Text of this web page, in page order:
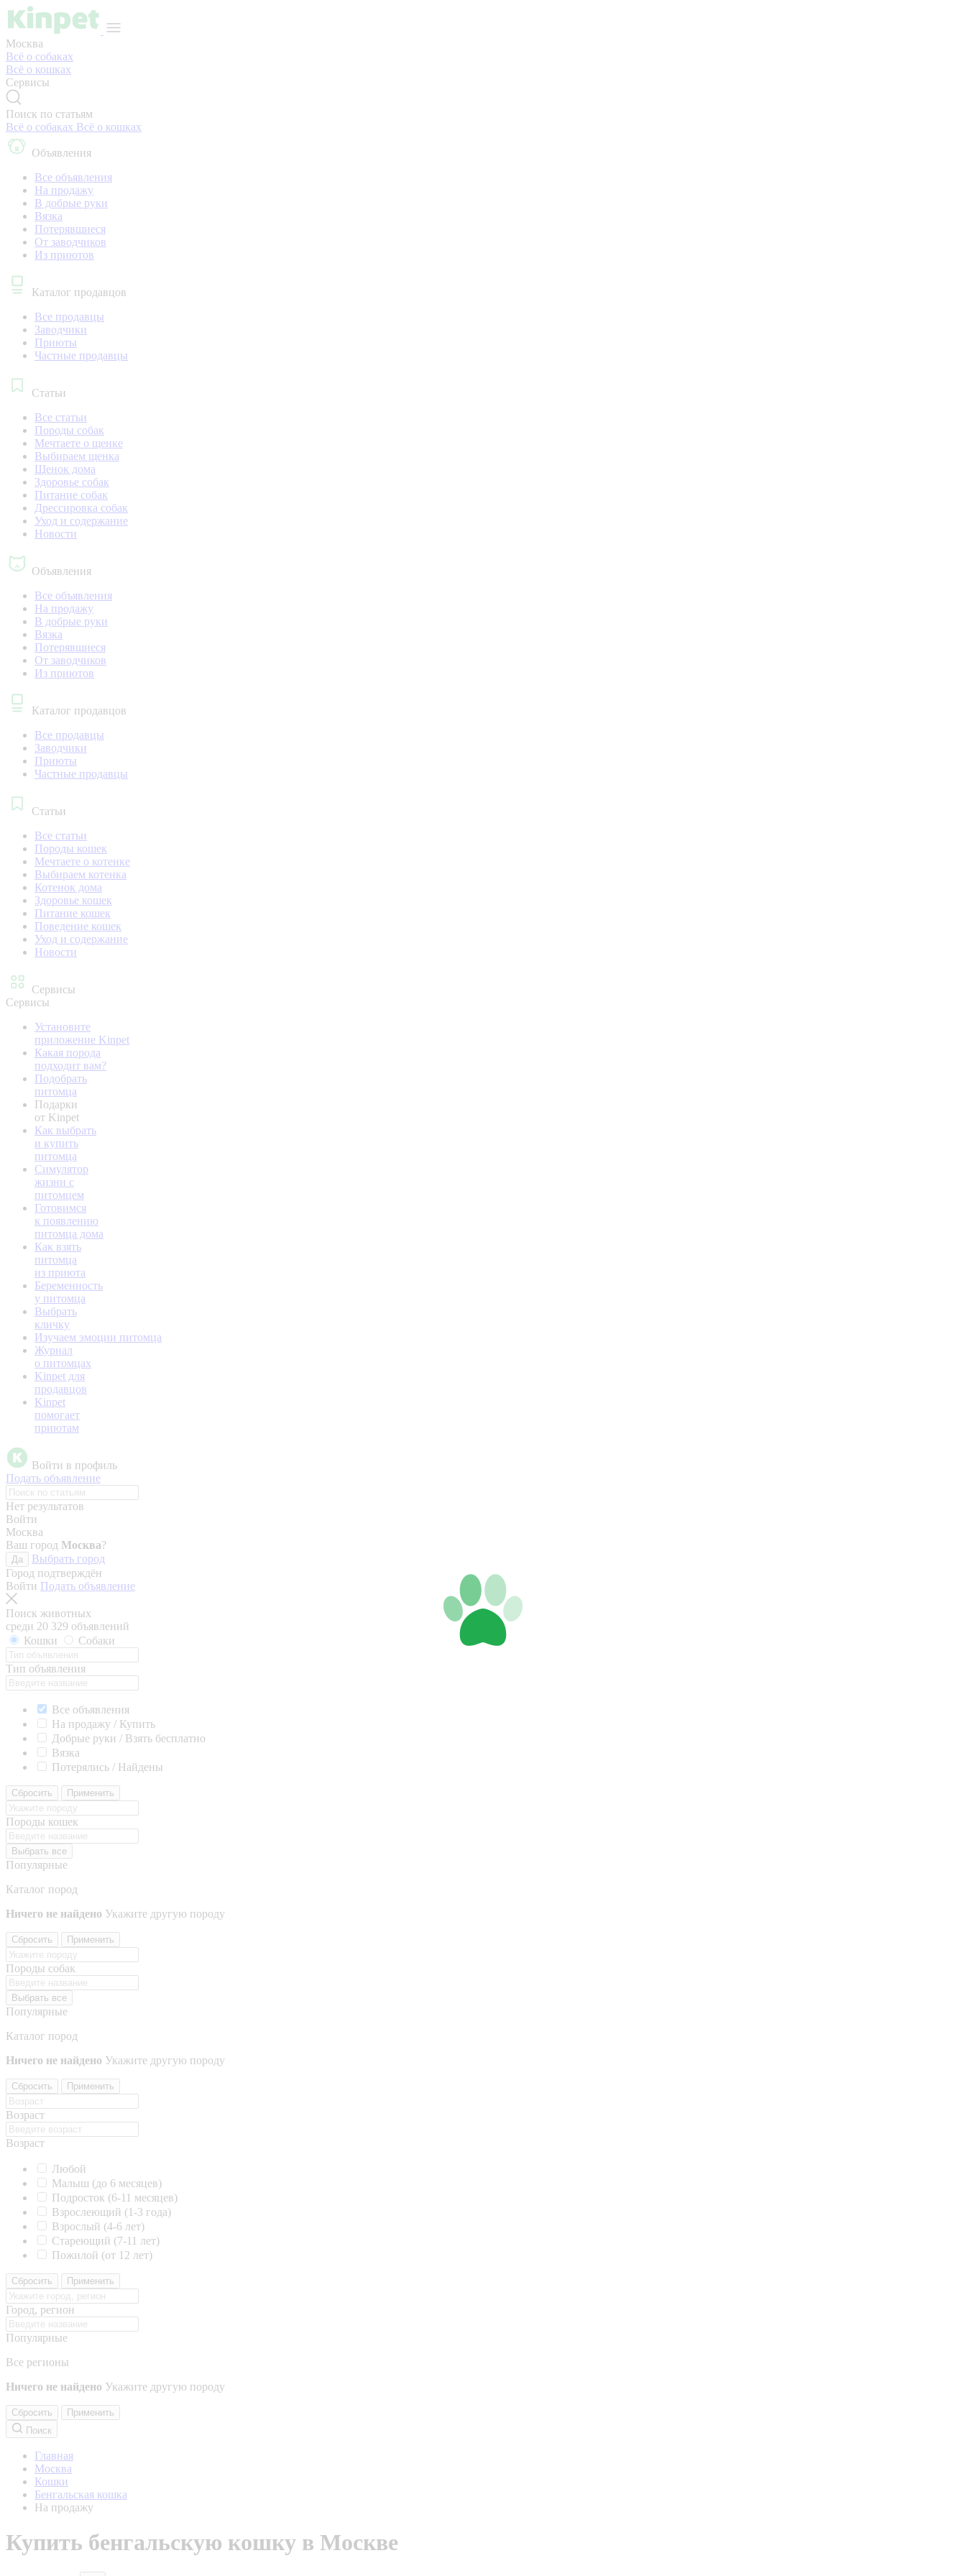
Москва
Всё о собаках
Всё о кошках
Сервисы
Поиск по статьям
Всё о собаках Всё о кошках
Объявления
Все объявления
На продажу
В добрые руки
Вязка
Потерявшиеся
От заводчиков
Из приютов
Каталог продавцов
Все продавцы
Заводчики
Приюты
Частные продавцы
Статьи
Все статьи
Породы собак
Мечтаете о щенке
Выбираем щенка
Щенок дома
Здоровье собак
Питание собак
Дрессировка собак
Уход и содержание
Новости
Объявления
Все объявления
На продажу
В добрые руки
Вязка
Потерявшиеся
От заводчиков
Из приютов
Каталог продавцов
Все продавцы
Заводчики
Приюты
Частные продавцы
Статьи
Все статьи
Породы кошек
Мечтаете о котенке
Выбираем котенка
Котенок дома
Здоровье кошек
Питание кошек
Поведение кошек
Уход и содержание
Новости
Сервисы
Сервисы
Установите
приложение Kinpet
Какая порода
подходит вам?
Подобрать
питомца
Подарки
от Kinpet
Как выбрать
и купить
питомца
Симулятор
жизни с
питомцем
Готовимся
к появлению
питомца дома
Как взять
питомца
из приюта
Беременность
у питомца
Выбрать
кличку
Изучаем эмоции питомца
Журнал
о питомцах
Kinpet для
продавцов
Kinpet
помогает
приютам
Войти в профиль
Подать объявление
Нет результатов
Войти
Москва
Ваш город Москва?
Да
Выбрать город
Город подтверждён
Войти Подать объявление
Поиск животных
среди 20 329 объявлений
Кошки
Собаки
Тип объявления
Все объявления
На продажу / Купить
Добрые руки / Взять бесплатно
Вязка
Потерялись / Найдены
Сбросить Применить
Породы кошек
Выбрать все
Популярные
Каталог пород
Ничего не найдено Укажите другую породу
Сбросить Применить
Породы собак
Выбрать все
Популярные
Каталог пород
Ничего не найдено Укажите другую породу
Сбросить Применить
Возраст
Возраст
Любой
Малыш (до 6 месяцев)
Подросток (6-11 месяцев)
Взрослеющий (1-3 года)
Взрослый (4-6 лет)
Стареющий (7-11 лет)
Пожилой (от 12 лет)
Сбросить Применить
Город, регион
Популярные
Все регионы
Ничего не найдено Укажите другую породу
Сбросить
Применить
Поиск
Главная
Москва
Кошки
Бенгальская кошка
На продажу
Купить бенгальскую кошку в Москве